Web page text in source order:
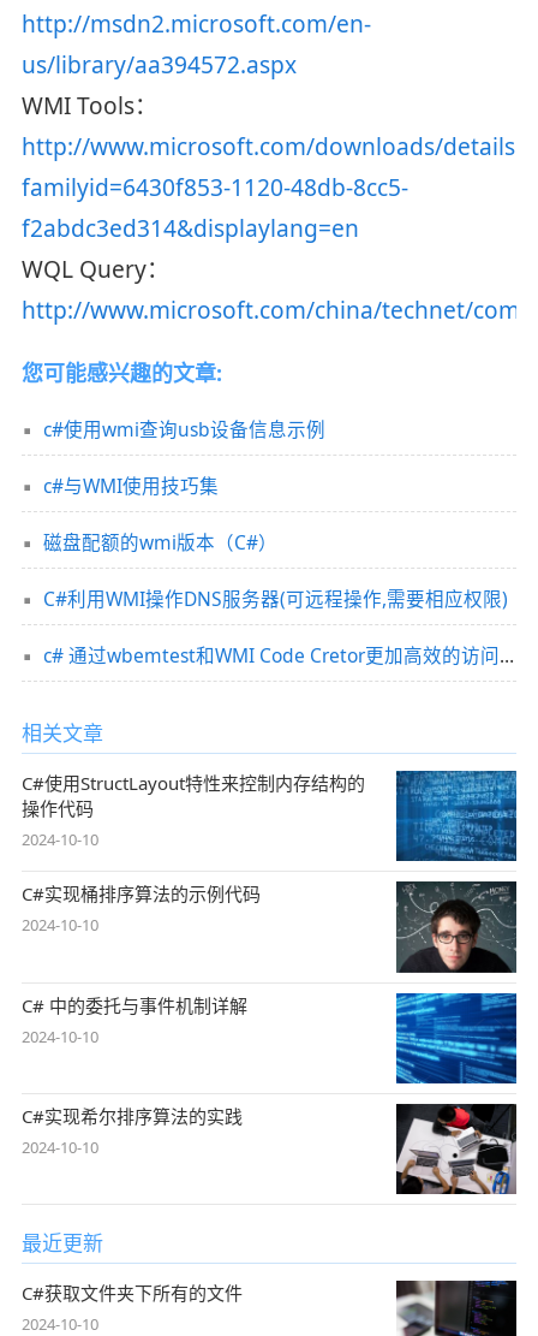
http://msdn2.microsoft.com/en-
us/library/aa394572.aspx
WMI Tools：
http://www.microsoft.com/downloads/
familyid=6430f853-1120-48db-8cc5-
f2abdc3ed314&displaylang=en
WQL Query：
http://www.microsoft.com/china/technet/
您可能感兴趣的文章:
c#使用wmi查询usb设备信息示例
c#与WMI使用技巧集
磁盘配额的wmi版本（C#）
C#利用WMI操作DNS服务器(可远程操作,需要相应权限)
c# 通过wbemtest和WMI Code Cretor更加高效的访问WMI
相关文章
C#使用StructLayout特性来控制内存结构的
操作代码
2024-10-10
C#实现桶排序算法的示例代码
2024-10-10
C# 中的委托与事件机制详解
2024-10-10
C#实现希尔排序算法的实践
2024-10-10
最近更新
C#获取文件夹下所有的文件
2024-10-10